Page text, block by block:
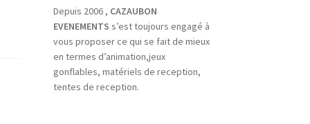
Depuis 2006 , CAZAUBON
EVENEMENTS s’est toujours engagé à
vous proposer ce qui se fait de mieux
en termes d’animation,jeux
gonflables, matériels de reception,
tentes de reception.